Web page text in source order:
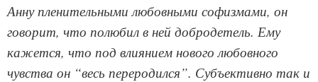
Анну пленительными любовными софизмами, он
говорит, что полюбил в ней добродетель. Ему
кажется, что под влиянием нового любовного
чувства он “весь переродился”. Субъективно так и